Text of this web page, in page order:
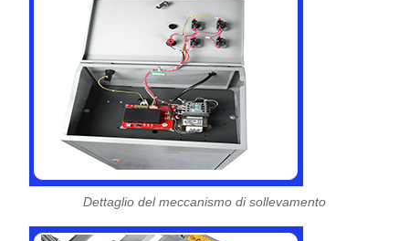
Dettaglio del meccanismo di sollevamento